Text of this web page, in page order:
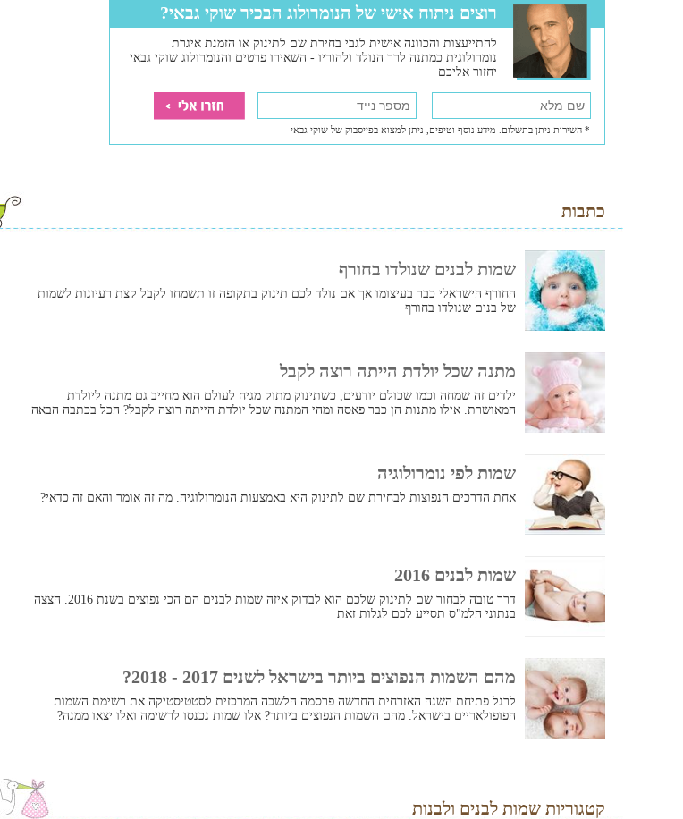
רוצים ניתוח אישי של הנומרולוג הבכיר שוקי גבאי?
להתייעצות והכוונה אישית לגבי בחירת שם לתינוק או הזמנת איגרת
נומרולוגית כמתנה לרך הנולד ולהוריו - השאירו פרטים והנומרולוג שוקי גבאי
יחזור אליכם
* השירות ניתן בתשלום. מידע נוסף וטיפים, ניתן למצוא בפייסבוק של שוקי גבאי
כתבות
שמות לבנים שנולדו בחורף
החורף הישראלי כבר בעיצומו אך אם נולד לכם תינוק בתקופה זו תשמחו לקבל קצת רעיונות לשמות
של בנים שנולדו בחורף
מתנה שכל יולדת הייתה רוצה לקבל
ילדים זה שמחה וכמו שכולם יודעים, כשתינוק מתוק מגיח לעולם הוא מחייב גם מתנה ליולדת
המאושרת. אילו מתנות הן כבר פאסה ומהי המתנה שכל יולדת הייתה רוצה לקבל? הכל בכתבה הבאה
שמות לפי נומרולוגיה
אחת הדרכים הנפוצות לבחירת שם לתינוק היא באמצעות הנומרולוגיה. מה זה אומר והאם זה כדאי?
שמות לבנים 2016
דרך טובה לבחור שם לתינוק שלכם הוא לבדוק איזה שמות לבנים הם הכי נפוצים בשנת 2016. הצצה
בנתוני הלמ"ס תסייע לכם לגלות זאת
מהם השמות הנפוצים ביותר בישראל לשנים 2017 - 2018?
לרגל פתיחת השנה האזרחית החדשה פרסמה הלשכה המרכזית לסטטיסטיקה את רשימת השמות
הפופולאריים בישראל. מהם השמות הנפוצים ביותר? אלו שמות נכנסו לרשימה ואלו יצאו ממנה?
קטגוריות שמות לבנים ולבנות